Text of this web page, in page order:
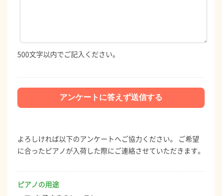
500文字以内でご記入ください。
よろしければ以下のアンケートへご協力ください。 ご希望
に合ったピアノが入荷した際にご連絡させていただきます。
ピアノの用途